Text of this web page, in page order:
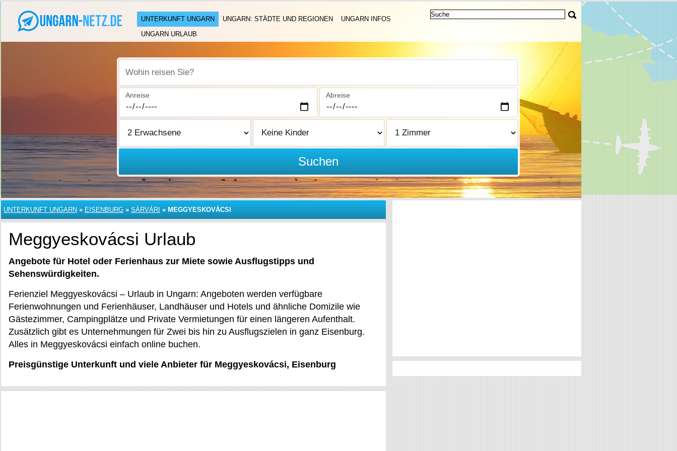
UNTERKUNFT UNGARN UNGARN: STÄDTE UND REGIONEN
UNGARN INFOS
UNGARN URLAUB
Wohin reisen Sie?
Anreise Abreise
Suchen
UNTERKUNFT UNGARN » EISENBURG » SÁRVÁRI » MEGGYESKOVÁCSI
Meggyeskovácsi Urlaub
Angebote für Hotel oder Ferienhaus zur Miete sowie Ausflugstipps und
Sehenswürdigkeiten.
Ferienziel Meggyeskovácsi – Urlaub in Ungarn: Angeboten werden verfügbare
Ferienwohnungen und Ferienhäuser, Landhäuser und Hotels und ähnliche Domizile wie
Gästezimmer, Campingplätze und Private Vermietungen für einen längeren Aufenthalt.
Zusätzlich gibt es Unternehmungen für Zwei bis hin zu Ausflugszielen in ganz Eisenburg.
Alles in Meggyeskovácsi einfach online buchen.
Preisgünstige Unterkunft und viele Anbieter für Meggyeskovácsi, Eisenburg